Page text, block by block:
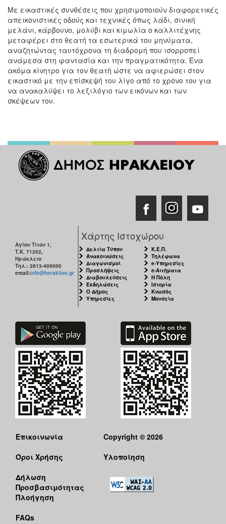
Με εικαστικές συνθέσεις που χρησιμοποιούν διαφορετικές
απεικονιστικές οδούς και τεχνικές όπως λάδι, σινική
μελάνι, κάρβουνο, μολύβι και κιμωλία ο καλλιτέχνης
μεταφέρει στο θεατή τα εσωτερικά του μηνύματα,
αναζητώντας ταυτόχρονα τη διαδρομή που ισορροπεί
ανάμεσα στη φαντασία και την πραγματικότητα. Ένα
ακόμα κίνητρο για τον θεατή ώστε να αφιερώσει στον
εικαστικό με την επίσκεψή του λίγο από το χρόνο του για
να ανακαλύψει το λεξιλόγιο των εικόνων και των
σκέψεων του.
Αγίου Τίτου 1,
Τ.Κ. 71202,
Ηράκλειο
Τηλ.: 2813-409000
email:info@heraklion.gr
Χάρτης Ιστοχώρου
Δελτία Τύπου
Ανακοινώσεις
Διαγωνισμοί
Προσλήψεις
Διαβουλεύσεις
Εκδηλώσεις
Ο Δήμος
Υπηρεσίες
Κ.Ε.Π.
Τηλέφωνα
e-Υπηρεσίες
e-Αιτήματα
Η Πόλη
Ιστορία
Κνωσός
Μουσεία
Επικοινωνία
Όροι Χρήσης
Δήλωση
Προσβασιμότητας
Πλοήγηση
FAQs
Copyright © 2026
Υλοποίηση